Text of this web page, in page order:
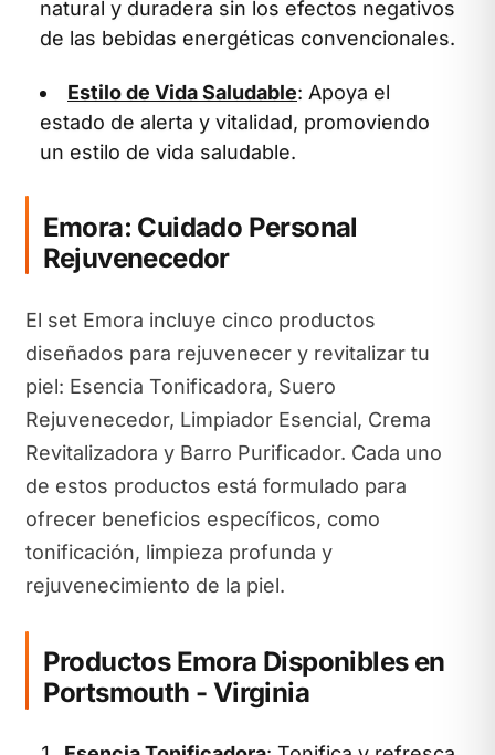
natural y duradera sin los efectos negativos
de las bebidas energéticas convencionales.
Estilo de Vida Saludable: Apoya el
estado de alerta y vitalidad, promoviendo
un estilo de vida saludable.
Emora: Cuidado Personal
Rejuvenecedor
El set Emora incluye cinco productos
diseñados para rejuvenecer y revitalizar tu
piel: Esencia Tonificadora, Suero
Rejuvenecedor, Limpiador Esencial, Crema
Revitalizadora y Barro Purificador. Cada uno
de estos productos está formulado para
ofrecer beneficios específicos, como
tonificación, limpieza profunda y
rejuvenecimiento de la piel.
Productos Emora Disponibles en
Portsmouth - Virginia